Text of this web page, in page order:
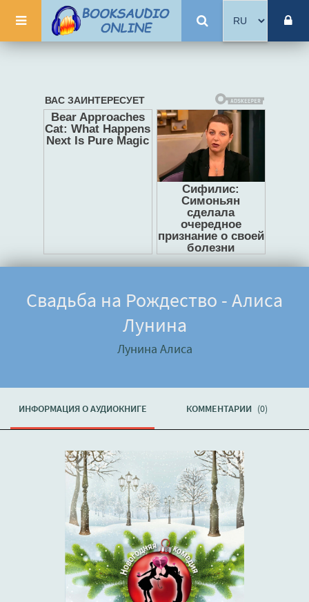
Свадьба на Рождество - Алиса
Лунина
Лунина Алиса
ИНФОРМАЦИЯ О АУДИОКНИГЕ КОММЕНТАРИИ (0)